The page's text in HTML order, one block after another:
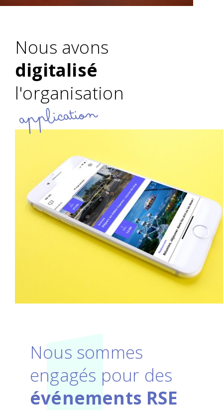
Nous avons
digitalisé
l'organisation
application
Nous sommes
engagés pour des
événements RSE